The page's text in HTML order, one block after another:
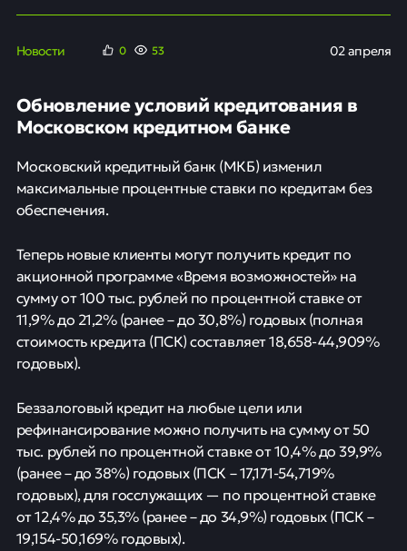
Новости 0 53 02 апреля
Обновление условий кредитования в
Московском кредитном банке
Московский кредитный банк (МКБ) изменил
максимальные процентные ставки по кредитам без
обеспечения.
Теперь новые клиенты могут получить кредит по
акционной программе «Время возможностей» на
сумму от 100 тыс. рублей по процентной ставке от
11,9% до 21,2% (ранее – до 30,8%) годовых (полная
стоимость кредита (ПСК) составляет 18,658-44,909%
годовых).
Беззалоговый кредит на любые цели или
рефинансирование можно получить на сумму от 50
тыс. рублей по процентной ставке от 10,4% до 39,9%
(ранее – до 38%) годовых (ПСК – 17,171-54,719%
годовых), для госслужащих — по процентной ставке
от 12,4% до 35,3% (ранее – до 34,9%) годовых (ПСК –
19,154-50,169% годовых).